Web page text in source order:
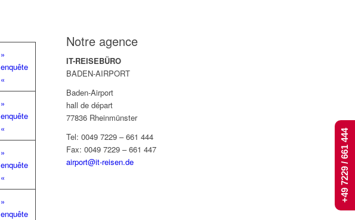
»
enquête
«
»
enquête
«
»
enquête
«
»
enquête
Notre agence
IT-REISEBÜRO
BADEN-AIRPORT
Baden-Airport
hall de départ
77836 Rheinmünster
Tel: 0049 7229 – 661 444
Fax: 0049 7229 – 661 447
airport@it-reisen.de
+49 7229 / 661 444